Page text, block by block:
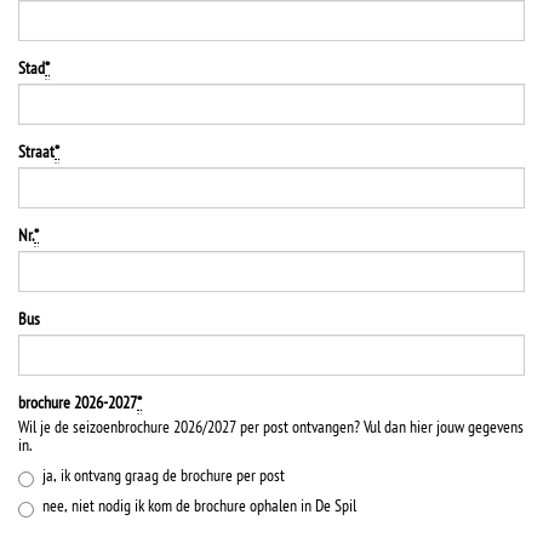
Stad*
Straat*
Nr.*
Bus
Verdere
gegevens
brochure 2026-2027*
Verplicht
veld
Wil je de seizoenbrochure 2026/2027 per post ontvangen? Vul dan hier jouw gegevens
in.
ja, ik ontvang graag de brochure per post
nee, niet nodig ik kom de brochure ophalen in De Spil